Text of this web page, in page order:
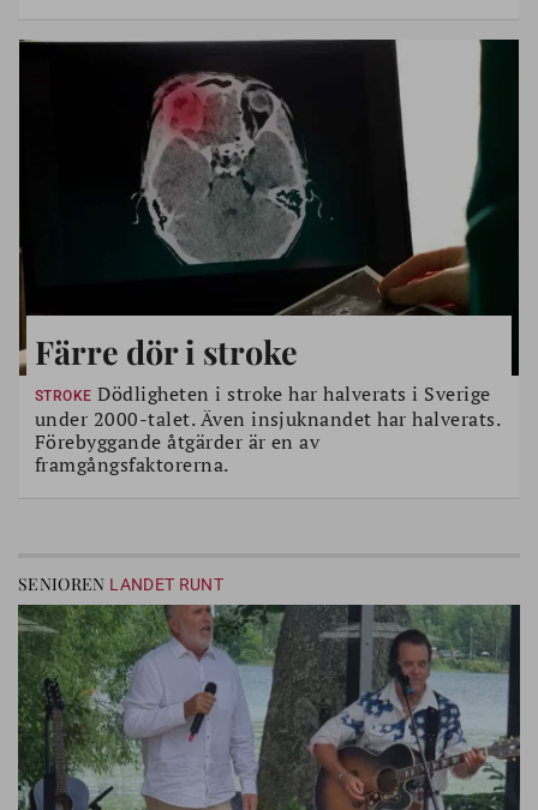
Färre dör i stroke
STROKE Dödligheten i stroke har halverats i Sverige
under 2000-talet. Även insjuknandet har halverats.
Förebyggande åtgärder är en av
framgångsfaktorerna.
SENIOREN LANDET RUNT